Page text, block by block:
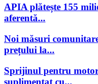
APIA plătește 155
aferentă...
Noi măsuri
prețului la...
Sprijinul pentru
suplimentat cu...